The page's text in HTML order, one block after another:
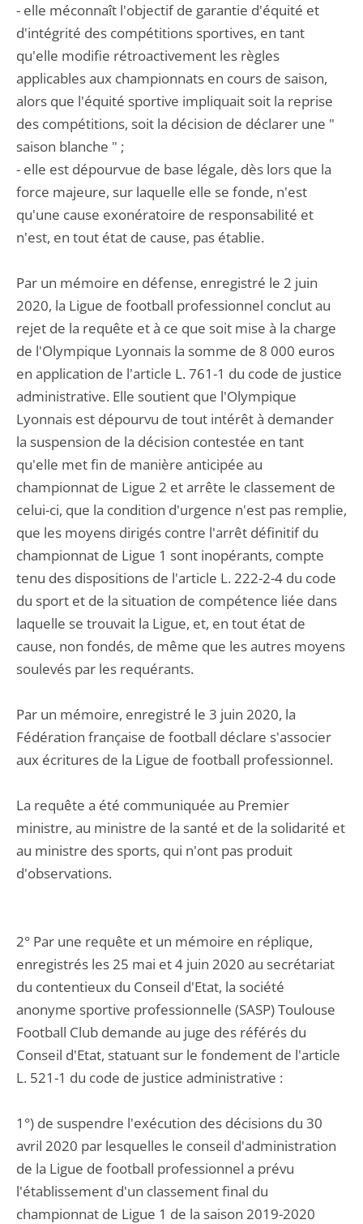
- elle méconnaît l'objectif de garantie d'équité et
d'intégrité des compétitions sportives, en tant
qu'elle modifie rétroactivement les règles
applicables aux championnats en cours de saison,
alors que l'équité sportive impliquait soit la reprise
des compétitions, soit la décision de déclarer une "
saison blanche " ;
- elle est dépourvue de base légale, dès lors que la
force majeure, sur laquelle elle se fonde, n'est
qu'une cause exonératoire de responsabilité et
n'est, en tout état de cause, pas établie.
Par un mémoire en défense, enregistré le 2 juin
2020, la Ligue de football professionnel conclut au
rejet de la requête et à ce que soit mise à la charge
de l'Olympique Lyonnais la somme de 8 000 euros
en application de l'article L. 761-1 du code de justice
administrative. Elle soutient que l'Olympique
Lyonnais est dépourvu de tout intérêt à demander
la suspension de la décision contestée en tant
qu'elle met fin de manière anticipée au
championnat de Ligue 2 et arrête le classement de
celui-ci, que la condition d'urgence n'est pas remplie,
que les moyens dirigés contre l'arrêt définitif du
championnat de Ligue 1 sont inopérants, compte
tenu des dispositions de l'article L. 222-2-4 du code
du sport et de la situation de compétence liée dans
laquelle se trouvait la Ligue, et, en tout état de
cause, non fondés, de même que les autres moyens
soulevés par les requérants.
Par un mémoire, enregistré le 3 juin 2020, la
Fédération française de football déclare s'associer
aux écritures de la Ligue de football professionnel.
La requête a été communiquée au Premier
ministre, au ministre de la santé et de la solidarité et
au ministre des sports, qui n'ont pas produit
d'observations.
2° Par une requête et un mémoire en réplique,
enregistrés les 25 mai et 4 juin 2020 au secrétariat
du contentieux du Conseil d'Etat, la société
anonyme sportive professionnelle (SASP) Toulouse
Football Club demande au juge des référés du
Conseil d'Etat, statuant sur le fondement de l'article
L. 521-1 du code de justice administrative :
1°) de suspendre l'exécution des décisions du 30
avril 2020 par lesquelles le conseil d'administration
de la Ligue de football professionnel a prévu
l'établissement d'un classement final du
championnat de Ligue 1 de la saison 2019-2020